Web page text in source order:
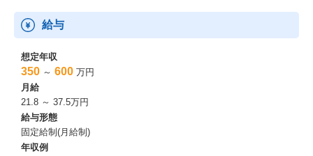
給与
想定年収
350 ～ 600 万円
月給
21.8 ～ 37.5万円
給与形態
固定給制(月給制)
年収例